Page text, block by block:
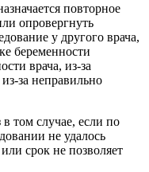
повторное
опровергнуть
у другого врача,
беременности
врача, из-за
за неправильно
том случае, если по
не удалось
срок не позволяет